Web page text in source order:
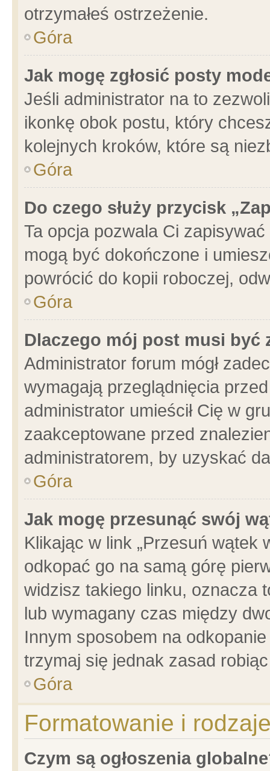
otrzymałeś ostrzeżenie.
Góra
Jak mogę zgłosić posty
Jeśli administrator na to
ikonkę obok postu, który
kolejnych kroków, które są
Góra
Do czego służy przycisk
Ta opcja pozwala Ci
mogą być dokończone i
powrócić do kopii roboczej,
Góra
Dlaczego mój post musi być
Administrator forum mógł
wymagają przeglądnięcia
administrator umieścił Cię w
zaakceptowane przed
administratorem, by uzyskać
Góra
Jak mogę przesunąć swój
Klikając w link „Przesuń wątek
odkopać go na samą górę
widzisz takiego linku, oznacza
lub wymagany czas między
Innym sposobem na
trzymaj się jednak zasad
Góra
Formatowanie i
Czym są ogłoszenia